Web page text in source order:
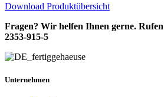
Download Produktübersicht
Fragen? Wir helfen Ihnen gerne.
2353-915-5
Unternehmen